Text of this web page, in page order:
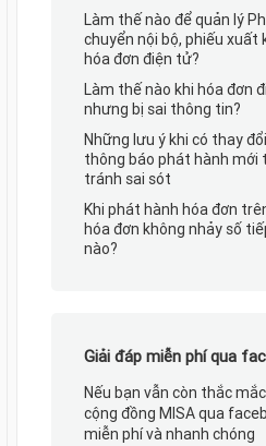
Làm thế nào để quản lý
chuyển nội bộ, phiếu xuất
hóa đơn điện tử?
Làm thế nào khi hóa đơn
nhưng bị sai thông tin?
Những lưu ý khi có thay
thông báo phát hành mới
tránh sai sót
Khi phát hành hóa đơn
hóa đơn không nhảy số
nào?
Giải đáp miễn phí qua
Nếu bạn vẫn còn thắc
cộng đồng MISA qua
miễn phí và nhanh chóng